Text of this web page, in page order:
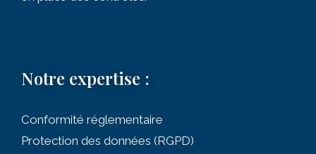
Notre expertise :
Conformité réglementaire
Protection des données (RGPD)